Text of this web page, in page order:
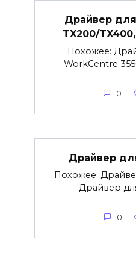
Драйвер
TX200/
Похожее:
WorkCentre
0
Драйвер
Похожее:
Драйвер
0